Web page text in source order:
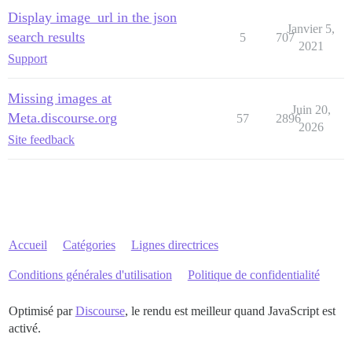
Display image_url in the json
search results
Support
5 707
Janvier 5,
2021
Missing images at
Meta.discourse.org
Site feedback
57 2896
Juin 20,
2026
Accueil Catégories Lignes directrices
Conditions générales d'utilisation Politique de confidentialité
Optimisé parDiscourse, le rendu est meilleur quand JavaScript est
activé.